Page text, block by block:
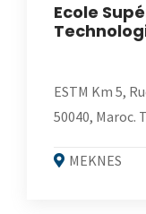
Ecole
ESTM Km 5,
50040, Maroc.
MEKNES